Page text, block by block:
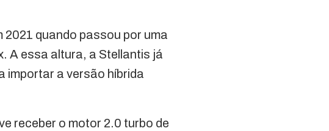
quando passou por uma
A essa altura, a Stellantis já
importar a versão híbrida
receber o motor 2.0 turbo de